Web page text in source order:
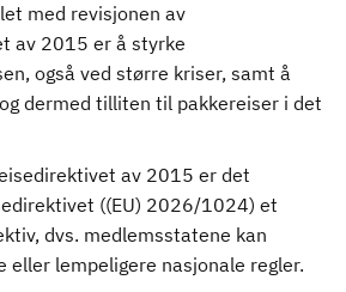
med revisjonen av
av 2015 er å styrke
også ved større kriser, samt å
dermed tilliten til pakkereiser i det
av 2015 er det
((EU) 2026/1024) et
dvs. medlemsstatene kan
eller lempeligere nasjonale regler.